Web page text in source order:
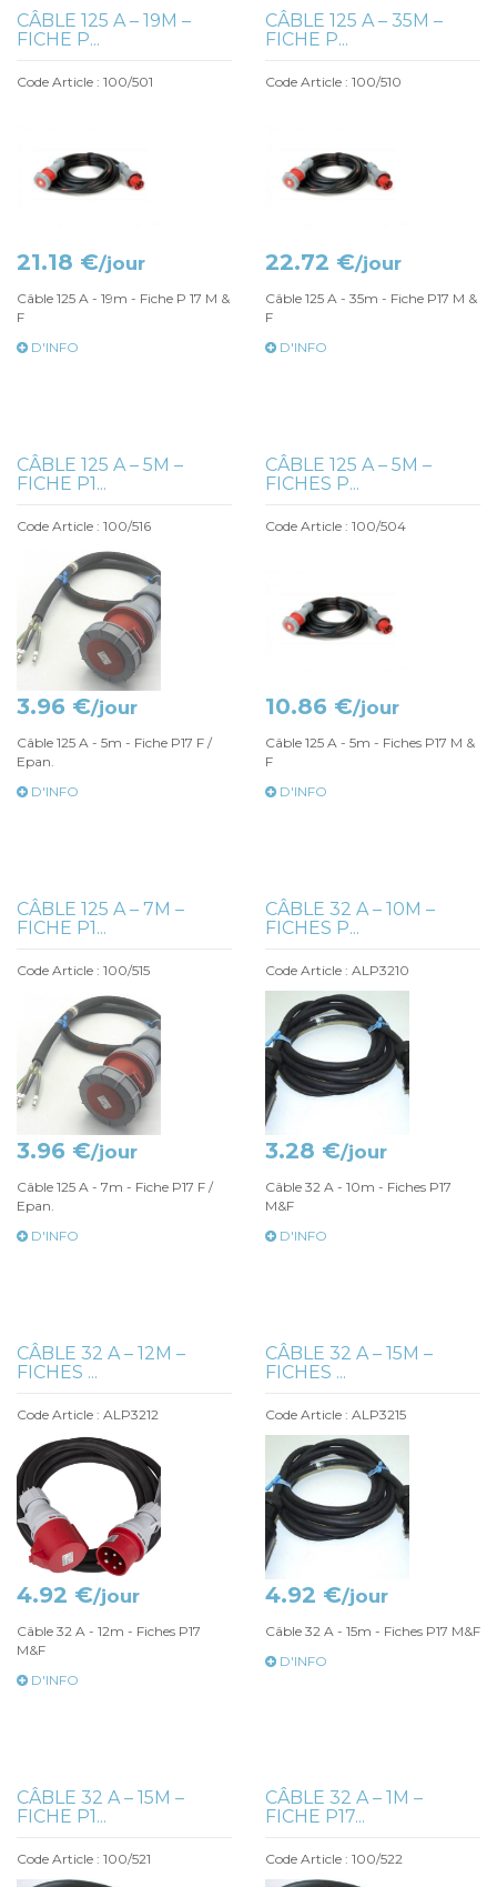
CÂBLE 125 A – 19M –
FICHE P...
Code Article : 100/501
21.18 €/jour
Câble 125 A - 19m - Fiche P 17 M &
F
D'INFO
CÂBLE 125 A – 35M –
FICHE P...
Code Article : 100/510
22.72 €/jour
Câble 125 A - 35m - Fiche P17 M &
F
D'INFO
CÂBLE 125 A – 5M –
FICHE P1...
Code Article : 100/516
3.96 €/jour
Câble 125 A - 5m - Fiche P17 F /
Epan.
D'INFO
CÂBLE 125 A – 5M –
FICHES P...
Code Article : 100/504
10.86 €/jour
Câble 125 A - 5m - Fiches P17 M &
F
D'INFO
CÂBLE 125 A – 7M –
FICHE P1...
Code Article : 100/515
3.96 €/jour
Câble 125 A - 7m - Fiche P17 F /
Epan.
D'INFO
CÂBLE 32 A – 10M –
FICHES P...
Code Article : ALP3210
3.28 €/jour
Câble 32 A - 10m - Fiches P17
M&F
D'INFO
CÂBLE 32 A – 12M –
FICHES ...
Code Article : ALP3212
4.92 €/jour
Câble 32 A - 12m - Fiches P17
M&F
D'INFO
CÂBLE 32 A – 15M –
FICHES ...
Code Article : ALP3215
4.92 €/jour
Câble 32 A - 15m - Fiches P17 M&F
D'INFO
CÂBLE 32 A – 15M –
FICHE P1...
Code Article : 100/521
CÂBLE 32 A – 1M –
FICHE P17...
Code Article : 100/522